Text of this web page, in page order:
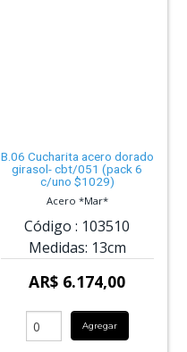
B.06 Cucharita acero dorado
girasol- cbt/051 (pack 6
c/uno $1029)
Acero *Mar*
Código : 103510
Medidas: 13cm
AR$ 6.174,00
Agregar